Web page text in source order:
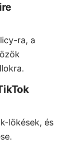
ra, a
lökések, és